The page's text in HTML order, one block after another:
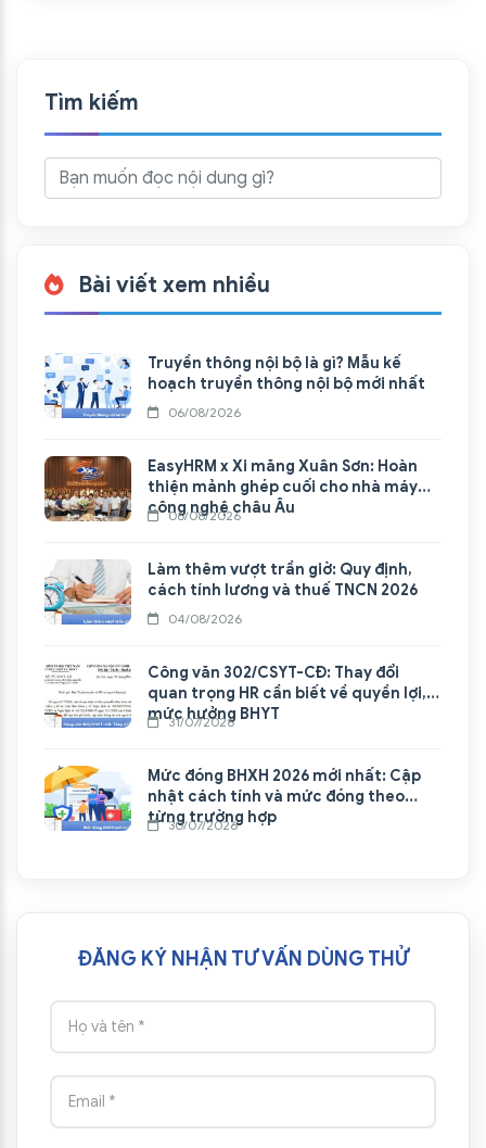
Tìm kiếm
Bài viết xem nhiều
Truyền thông nội bộ là gì? Mẫu kế
hoạch truyền thông nội bộ mới nhất
06/08/2026
EasyHRM x Xi măng Xuân Sơn: Hoàn
thiện mảnh ghép cuối cho nhà máy
công nghệ châu Âu
06/08/2026
Làm thêm vượt trần giờ: Quy định,
cách tính lương và thuế TNCN 2026
04/08/2026
Công văn 302/CSYT-CĐ: Thay đổi
quan trọng HR cần biết về quyền lợi,
mức hưởng BHYT
31/07/2026
Mức đóng BHXH 2026 mới nhất: Cập
nhật cách tính và mức đóng theo
từng trường hợp
30/07/2026
ĐĂNG KÝ NHẬN TƯ VẤN DÙNG THỬ